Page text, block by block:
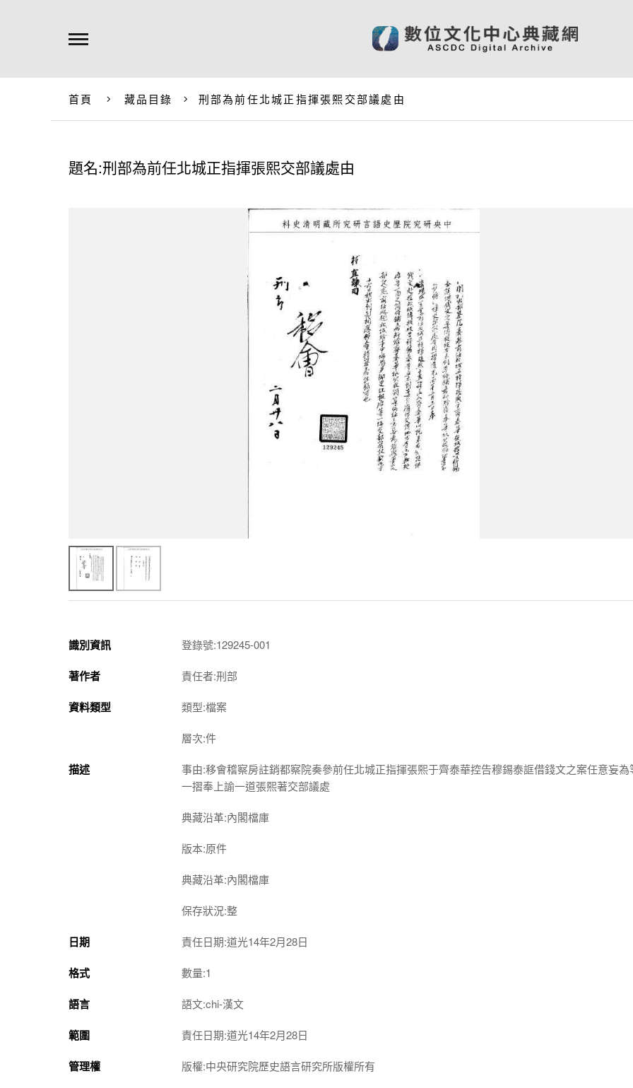
首頁 藏品目錄 刑部為前任北城正指揮張熙交部議處由
題名:刑部為前任北城正指揮張熙交部議處由
識別資訊 登錄號:129245-001
著作者 責任者:刑部
資料類型 類型:檔案
層次:件
描述
事由:移會稽察房註銷都察院奏參前任北城正指揮張熙于齊泰華控告穆錫泰誆借錢文之案任意妄為
一摺奉上諭一道張熙著交部議處
典藏沿革:內閣檔庫
版本:原件
典藏沿革:內閣檔庫
保存狀況:整
日期 責任日期:道光14年2月28日
格式 數量:1
語言 語文:chi-漢文
範圍 責任日期:道光14年2月28日
管理權 版權:中央研究院歷史語言研究所版權所有